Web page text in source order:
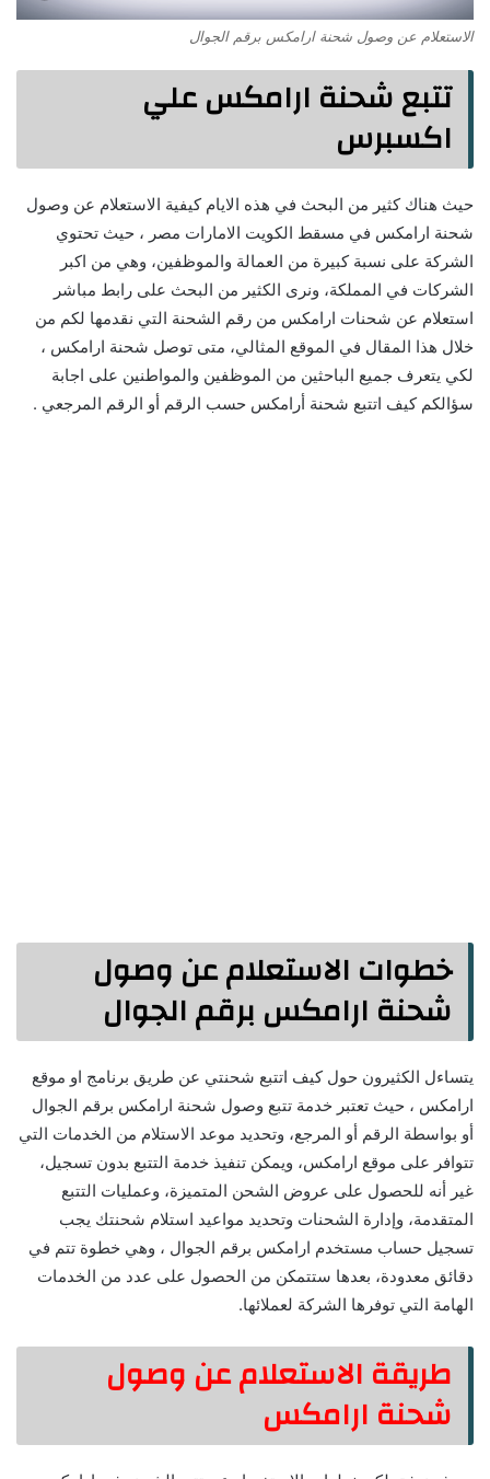
الاستعلام عن وصول شحنة ارامكس برقم الجوال
تتبع شحنة ارامكس علي
اكسبرس
حيث هناك كثير من البحث في هذه الايام كيفية الاستعلام عن وصول
شحنة ارامكس في مسقط الكويت الامارات مصر ، حيث تحتوي
الشركة على نسبة كبيرة من العمالة والموظفين، وهي من اكبر
الشركات في المملكة، ونرى الكثير من البحث على رابط مباشر
استعلام عن شحنات ارامكس من رقم الشحنة التي نقدمها لكم من
خلال هذا المقال في الموقع المثالي، متى توصل شحنة ارامكس ،
لكي يتعرف جميع الباحثين من الموظفين والمواطنين على اجابة
سؤالكم كيف اتتبع شحنة أرامكس حسب الرقم أو الرقم المرجعي .
خطوات الاستعلام عن وصول
شحنة ارامكس برقم الجوال
يتساءل الكثيرون حول كيف اتتبع شحنتي عن طريق برنامج او موقع
ارامكس ، حيث تعتبر خدمة تتبع وصول شحنة ارامكس برقم الجوال
أو بواسطة الرقم أو المرجع، وتحديد موعد الاستلام من الخدمات التي
تتوافر على موقع ارامكس، ويمكن تنفيذ خدمة التتبع بدون تسجيل،
غير أنه للحصول على عروض الشحن المتميزة، وعمليات التتبع
المتقدمة، وإدارة الشحنات وتحديد مواعيد استلام شحنتك يجب
تسجيل حساب مستخدم ارامكس برقم الجوال ، وهي خطوة تتم في
دقائق معدودة، بعدها ستتمكن من الحصول على عدد من الخدمات
الهامة التي توفرها الشركة لعملائها.
طريقة الاستعلام عن وصول
شحنة ارامكس